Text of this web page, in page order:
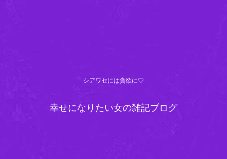
シアワセには貪欲に♡
幸せになりたい女の雑記ブログ